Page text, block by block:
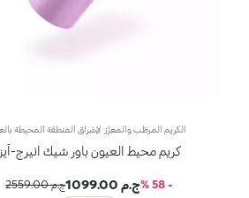
كريم محيط العيون باور شيك انيرج-آيز
- 58 % ج.م 1099.00
ج.م 2559.00